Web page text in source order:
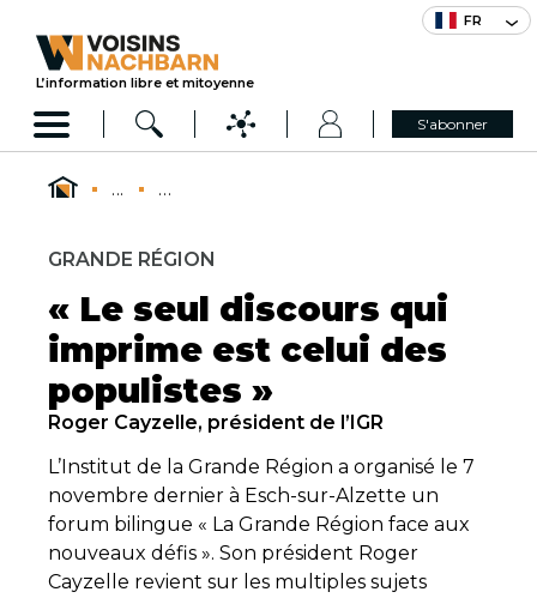
FR
L’information libre et mitoyenne
S'abonner
... ...
GRANDE RÉGION
« Le seul discours qui
imprime est celui des
populistes »
Roger Cayzelle, président de l’IGR
L’Institut de la Grande Région a organisé le 7
novembre dernier à Esch-sur-Alzette un
forum bilingue « La Grande Région face aux
nouveaux défis ». Son président Roger
Cayzelle revient sur les multiples sujets